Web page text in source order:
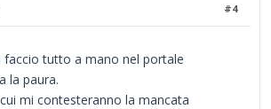
#4
faccio tutto a mano nel portale
la paura.
mi contesteranno la mancata